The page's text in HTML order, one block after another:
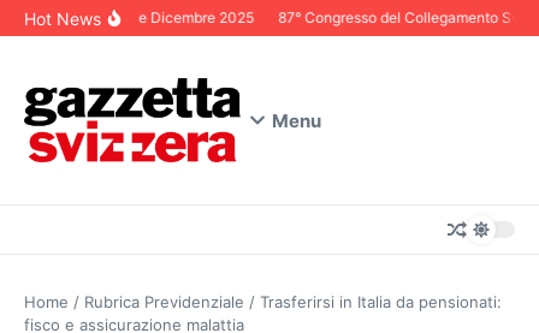
Salta al contenuto
Hot NewsEditoriale Dicembre 2025 87° Congresso del Collegamento
Menu
Home / Rubrica Previdenziale / Trasferirsi in Italia da pensionati:
fisco e assicurazione malattia